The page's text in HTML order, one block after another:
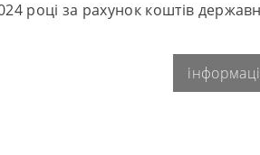
році за рахунок коштів